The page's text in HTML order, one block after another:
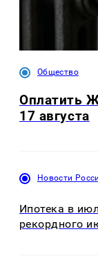
Общество
Оплатить
17 августа
Новости
Ипотека в
рекордного